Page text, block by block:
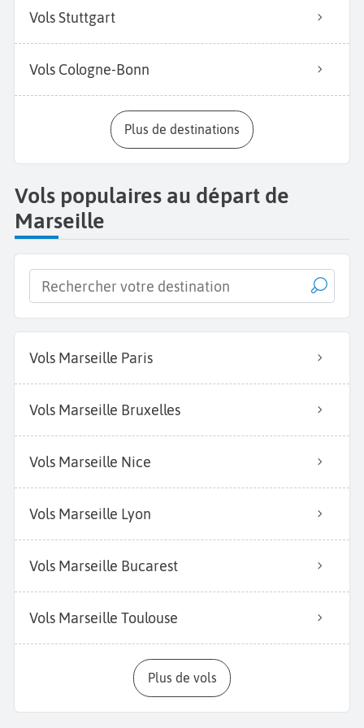
Vols Stuttgart
Vols Cologne-Bonn
Plus de destinations
Vols populaires au départ de
Marseille
Vols Marseille Paris
Vols Marseille Bruxelles
Vols Marseille Nice
Vols Marseille Lyon
Vols Marseille Bucarest
Vols Marseille Toulouse
Plus de vols